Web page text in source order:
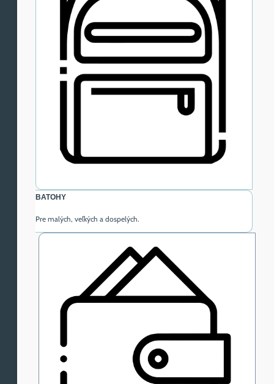
BATOHY
Pre malých, veľkých a dospelých.